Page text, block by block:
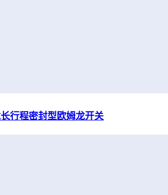
行程密封型欧姆龙开关